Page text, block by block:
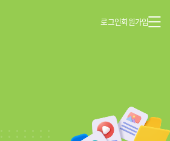
로그인회원가입